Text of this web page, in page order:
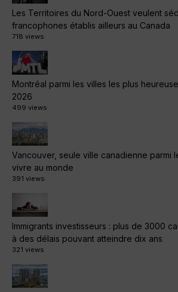
Les Territoires du Nord-Ouest veulent
francophones établis ailleurs au Canada
718 views
Montréal parmi les villes les plus
2026
499 views
Vancouver, seule ville canadienne parmi
vivre au monde
391 views
Immigrants investisseurs : plus de 3000
à des délais pouvant atteindre dix ans
321 views